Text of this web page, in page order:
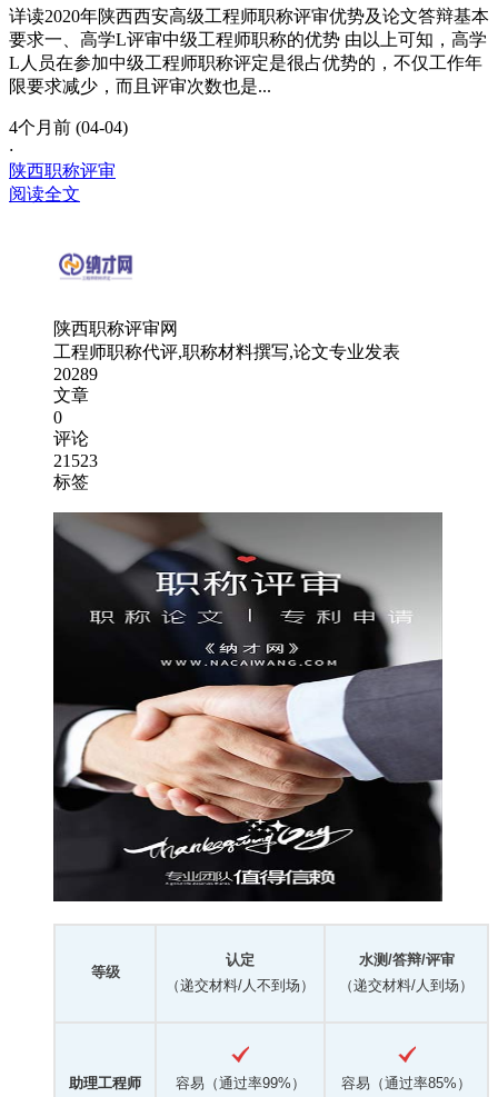
详读2020年陕西西安高级工程师职称评审优势及论文答辩基本
要求一、高学L评审中级工程师职称的优势 由以上可知，高学
L人员在参加中级工程师职称评定是很占优势的，不仅工作年
限要求减少，而且评审次数也是...
4个月前 (04-04)
·
陕西职称评审
阅读全文
陕西职称评审网
工程师职称代评,职称材料撰写,论文专业发表
20289
文章
0
评论
21523
标签
等级
认定
（递交材料/人不到场）
水测/答辩/评审
（递交材料/人到场）
助理工程师 容易（通过率99%） 容易（通过率85%）